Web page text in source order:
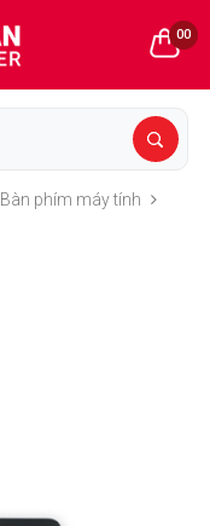
00
Bàn phím máy tính